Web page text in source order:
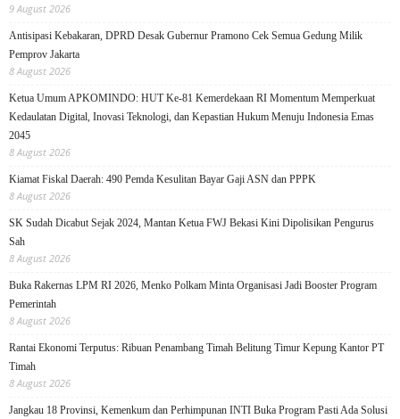
9 August 2026
Antisipasi Kebakaran, DPRD Desak Gubernur Pramono Cek Semua Gedung Milik
Pemprov Jakarta
8 August 2026
Ketua Umum APKOMINDO: HUT Ke-81 Kemerdekaan RI Momentum Memperkuat
Kedaulatan Digital, Inovasi Teknologi, dan Kepastian Hukum Menuju Indonesia Emas
2045
8 August 2026
Kiamat Fiskal Daerah: 490 Pemda Kesulitan Bayar Gaji ASN dan PPPK
8 August 2026
SK Sudah Dicabut Sejak 2024, Mantan Ketua FWJ Bekasi Kini Dipolisikan Pengurus
Sah
8 August 2026
Buka Rakernas LPM RI 2026, Menko Polkam Minta Organisasi Jadi Booster Program
Pemerintah
8 August 2026
Rantai Ekonomi Terputus: Ribuan Penambang Timah Belitung Timur Kepung Kantor PT
Timah
8 August 2026
Jangkau 18 Provinsi, Kemenkum dan Perhimpunan INTI Buka Program Pasti Ada Solusi